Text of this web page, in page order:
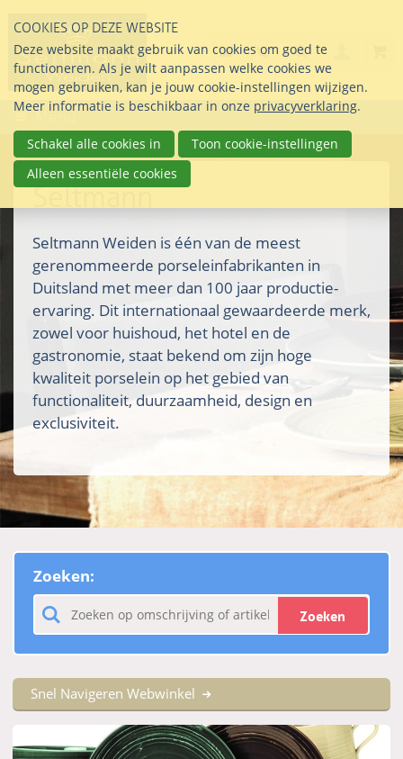
links
over
Direct
naar
inhoud
Direct
naar
het
info@seltmann-
Stel uw vraag
085 76 07 000
Search
Menu
Seltmann
Seltmann Weiden is één van de meest
gerenommeerde porseleinfabrikanten in
Duitsland met meer dan 100 jaar productie-
ervaring. Dit internationaal gewaardeerde merk,
zowel voor huishoud, het hotel en de
gastronomie, staat bekend om zijn hoge
kwaliteit porselein op het gebied van
functionaliteit, duurzaamheid, design en
exclusiviteit.
Zoeken:
Zoeken
Snel Navigeren Webwinkel
COOKIES OP DEZE WEBSITE
Deze website maakt gebruik van cookies om goed te
functioneren. Als je wilt aanpassen welke cookies we
mogen gebruiken, kan je jouw cookie-instellingen wijzigen.
Meer informatie is beschikbaar in onze privacyverklaring.
Schakel alle cookies in
Toon cookie-instellingen
Alleen essentiële cookies